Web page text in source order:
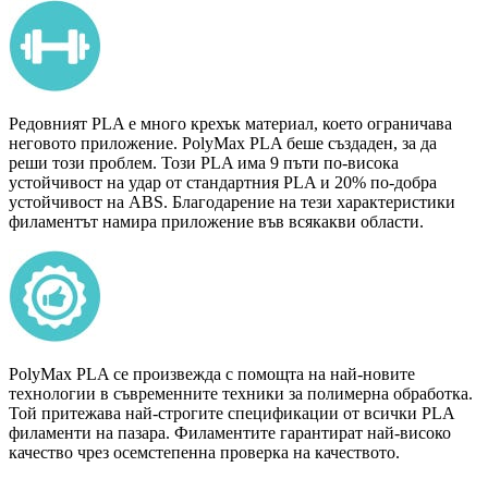
Редовният PLA е много крехък материал, което ограничава
неговото приложение. PolyMax PLA беше създаден, за да
реши този проблем. Този PLA има 9 пъти по-висока
устойчивост на удар от стандартния PLA и 20% по-добра
устойчивост на ABS. Благодарение на тези характеристики
филаментът намира приложение във всякакви области.
PolyMax PLA се произвежда с помощта на най-новите
технологии в съвременните техники за полимерна обработка.
Той притежава най-строгите спецификации от всички PLA
филаменти на пазара. Филаментите гарантират най-високо
качество чрез осемстепенна проверка на качеството.